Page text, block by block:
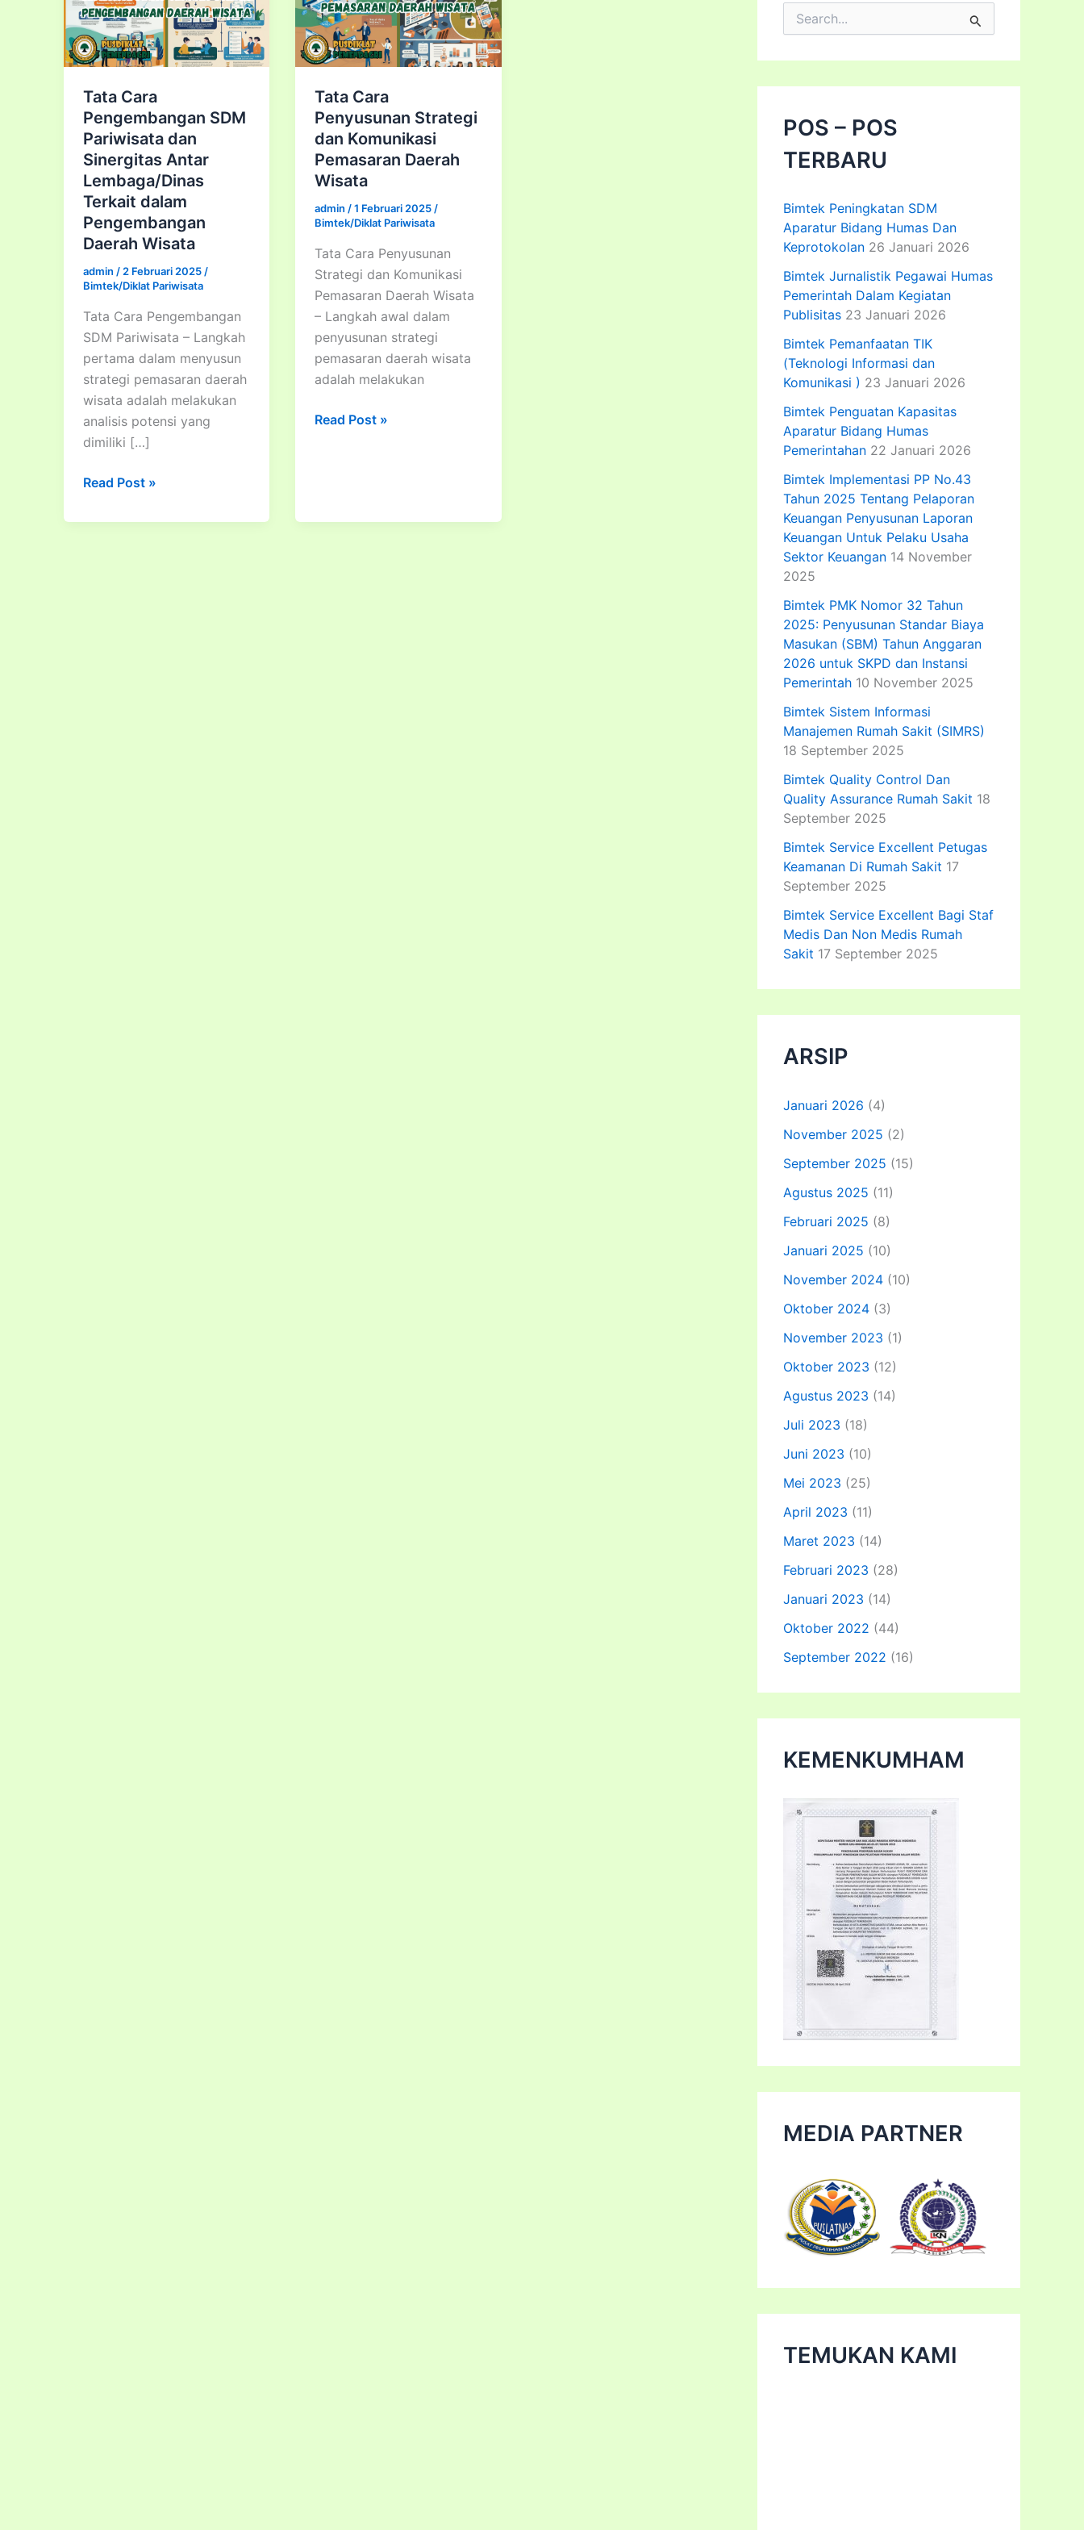
Tata Cara
Pengembangan SDM
Pariwisata dan
Sinergitas Antar
Lembaga/Dinas
Terkait dalam
Pengembangan
Daerah Wisata
admin / 2 Februari 2025 /
Bimtek/Diklat Pariwisata
Tata Cara Pengembangan
SDM Pariwisata – Langkah
pertama dalam menyusun
strategi pemasaran daerah
wisata adalah melakukan
analisis potensi yang
dimiliki […]
Tata
Pengembangan
Read Post »
Tata Cara
Penyusunan Strategi
dan Komunikasi
Pemasaran Daerah
Wisata
admin /1 Februari 2025 /
Bimtek/Diklat Pariwisata
Tata Cara Penyusunan
Strategi dan Komunikasi
Pemasaran Daerah Wisata
– Langkah awal dalam
penyusunan strategi
pemasaran daerah wisata
adalah melakukan
Tata
Komunikasi
Read Post »
i
n
u
k
:
POS – POS
TERBARU
Bimtek Peningkatan SDM
Aparatur Bidang Humas Dan
Keprotokolan 26 Januari 2026
Bimtek Jurnalistik Pegawai Humas
Pemerintah Dalam Kegiatan
Publisitas 23 Januari 2026
Bimtek Pemanfaatan TIK
(Teknologi Informasi dan
Komunikasi ) 23 Januari 2026
Bimtek Penguatan Kapasitas
Aparatur Bidang Humas
Pemerintahan 22 Januari 2026
Bimtek Implementasi PP No.43
Tahun 2025 Tentang Pelaporan
Keuangan Penyusunan Laporan
Keuangan Untuk Pelaku Usaha
Sektor Keuangan 14 November
2025
Bimtek PMK Nomor 32 Tahun
2025: Penyusunan Standar Biaya
Masukan (SBM) Tahun Anggaran
2026 untuk SKPD dan Instansi
Pemerintah 10 November 2025
Bimtek Sistem Informasi
Manajemen Rumah Sakit (SIMRS)
18 September 2025
Bimtek Quality Control Dan
Quality Assurance Rumah Sakit 18
September 2025
Bimtek Service Excellent Petugas
Keamanan Di Rumah Sakit 17
September 2025
Bimtek Service Excellent Bagi Staf
Medis Dan Non Medis Rumah
Sakit 17 September 2025
ARSIP
Januari 2026 (4)
November 2025 (2)
September 2025 (15)
Agustus 2025 (11)
Februari 2025 (8)
Januari 2025 (10)
November 2024 (10)
Oktober 2024 (3)
November 2023 (1)
Oktober 2023 (12)
Agustus 2023 (14)
Juli 2023 (18)
Juni 2023 (10)
Mei 2023 (25)
April 2023 (11)
Maret 2023 (14)
Februari 2023 (28)
Januari 2023 (14)
Oktober 2022 (44)
September 2022 (16)
KEMENKUMHAM
MEDIA PARTNER
TEMUKAN KAMI